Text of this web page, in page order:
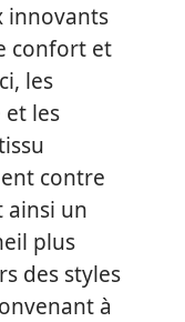
innovants
confort et
les
les
contre
ainsi un
plus
des styles
à